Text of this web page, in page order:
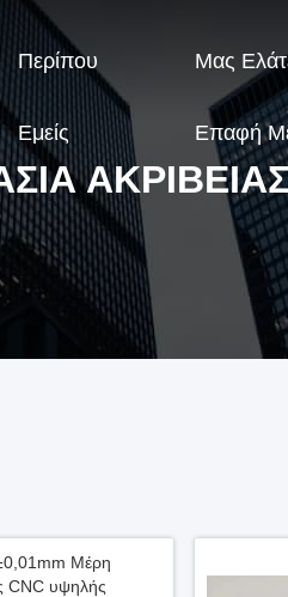
Περίπου
Εμείς
Μας
Επαφή
Μέρη
CNC υψηλής